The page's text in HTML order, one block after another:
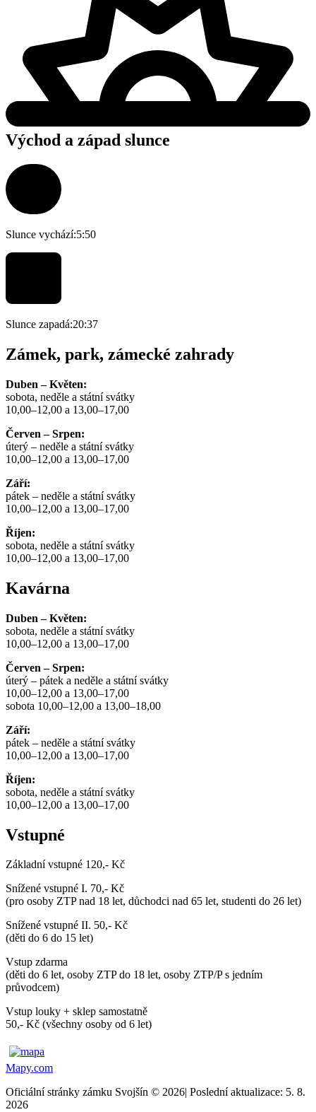
Východ a západ slunce
Slunce vychází:5:50
Slunce zapadá:20:37
Zámek, park, zámecké zahrady
Duben – Květen:
sobota, neděle a státní svátky
10,00–12,00 a 13,00–17,00
Červen – Srpen:
úterý – neděle a státní svátky
10,00–12,00 a 13,00–17,00
Září:
pátek – neděle a státní svátky
10,00–12,00 a 13,00–17,00
Říjen:
sobota, neděle a státní svátky
10,00–12,00 a 13,00–17,00
Kavárna
Duben – Květen:
sobota, neděle a státní svátky
10,00–12,00 a 13,00–17,00
Červen – Srpen:
úterý – pátek a neděle a státní svátky
10,00–12,00 a 13,00–17,00
sobota 10,00–12,00 a 13,00–18,00
Září:
pátek – neděle a státní svátky
10,00–12,00 a 13,00–17,00
Říjen:
sobota, neděle a státní svátky
10,00–12,00 a 13,00–17,00
Vstupné
Základní vstupné 120,- Kč
Snížené vstupné I. 70,- Kč
(pro osoby ZTP nad 18 let, důchodci nad 65 let, studenti do 26 let)
Snížené vstupné II. 50,- Kč
(děti do 6 do 15 let)
Vstup zdarma
(děti do 6 let, osoby ZTP do 18 let, osoby ZTP/P s jedním
průvodcem)
Vstup louky + sklep samostatně
50,- Kč (všechny osoby od 6 let)
Mapy.com
Oficiální stránky zámku Svojšín © 2026 Poslední aktualizace: 5. 8.
2026